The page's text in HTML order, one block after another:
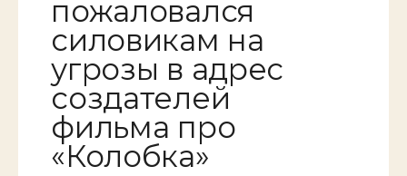
пожаловался
силовикам на
угрозы в адрес
создателей
фильма про
«Колобка»